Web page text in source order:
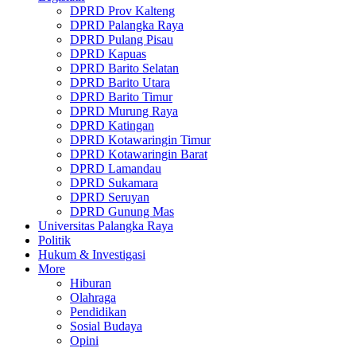
DPRD Prov Kalteng
DPRD Palangka Raya
DPRD Pulang Pisau
DPRD Kapuas
DPRD Barito Selatan
DPRD Barito Utara
DPRD Barito Timur
DPRD Murung Raya
DPRD Katingan
DPRD Kotawaringin Timur
DPRD Kotawaringin Barat
DPRD Lamandau
DPRD Sukamara
DPRD Seruyan
DPRD Gunung Mas
Universitas Palangka Raya
Politik
Hukum & Investigasi
More
Hiburan
Olahraga
Pendidikan
Sosial Budaya
Opini